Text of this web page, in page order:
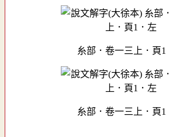
糸部．卷一三上．頁1
糸部．卷一三上．頁1